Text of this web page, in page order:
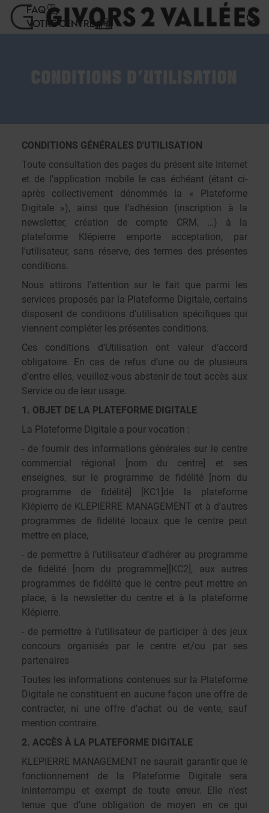
FAQ
VOTRE CENTRE
CONDITIONS GÉNÉRALES D'UTILISATION
Toute consultation des pages du présent site Internet
et de l’application mobile le cas échéant (étant ci-
après collectivement dénommés la « Plateforme
Digitale »), ainsi que l’adhésion (inscription à la
newsletter, création de compte CRM, …) à la
plateforme Klépierre emporte acceptation, par
l'utilisateur, sans réserve, des termes des présentes
conditions.
Nous attirons l'attention sur le fait que parmi les
services proposés par la Plateforme Digitale, certains
disposent de conditions d'utilisation spécifiques qui
viennent compléter les présentes conditions.
Ces conditions d’Utilisation ont valeur d’accord
obligatoire. En cas de refus d’une ou de plusieurs
d’entre elles, veuillez-vous abstenir de tout accès aux
Service ou de leur usage.
1. OBJET DE LA PLATEFORME DIGITALE
La Plateforme Digitale a pour vocation :
- de fournir des informations générales sur le centre
commercial régional [nom du centre] et ses
enseignes, sur le programme de fidélité [nom du
programme de fidélité]
[KC1] de la plateforme
Klépierre de KLEPIERRE MANAGEMENT et à d’autres
programmes de fidélité locaux que le centre peut
mettre en place,
- de permettre à l’utilisateur d’adhérer au programme
de fidélité [nom du programme] [KC2] , aux autres
programmes de fidélité que le centre peut mettre en
place, à la newsletter du centre et à la plateforme
Klépierre.
- de permettre à l’utilisateur de participer à des jeux
concours organisés par le centre et/ou par ses
partenaires
Toutes les informations contenues sur la Plateforme
Digitale ne constituent en aucune façon une offre de
contracter, ni une offre d'achat ou de vente, sauf
mention contraire.
2. ACCÈS À LA PLATEFORME DIGITALE
KLEPIERRE MANAGEMENT ne saurait garantir que le
fonctionnement de la Plateforme Digitale sera
ininterrompu et exempt de toute erreur. Elle n’est
tenue que d’une obligation de moyen en ce qui
Panneau de gestion des cookies